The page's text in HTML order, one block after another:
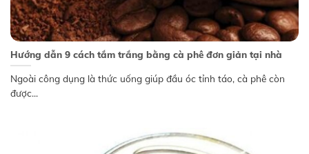
Hướng dẫn 9 cách tắm trắng bằng cà phê đơn giản tại nhà
Ngoài công dụng là thức uống giúp đầu óc tỉnh táo, cà phê còn
được...